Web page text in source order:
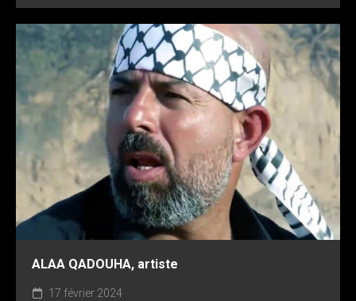
ALAA QADOUHA, artiste
17 février 2024